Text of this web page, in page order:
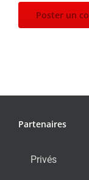
Partenaires
Privés